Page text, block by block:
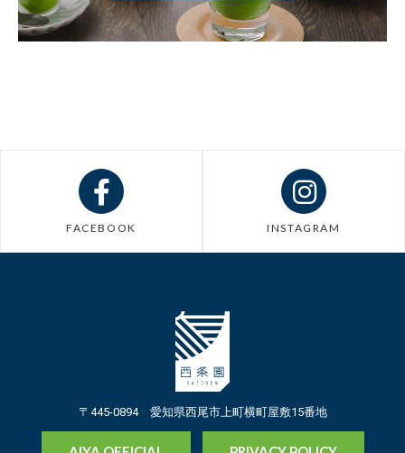
FACEBOOK INSTAGRAM
〒445-0894 愛知県西尾市上町横町屋敷15番地